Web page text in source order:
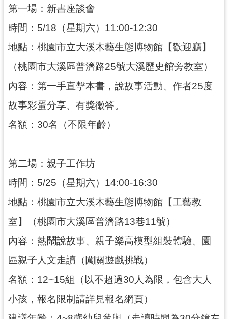
第一場：新書座談會
時間：5/18（星期六）11:00-12:30
地點：桃園市立大溪木藝生態博物館【歡迎廳】
（桃園市大溪區普濟路25號大溪歷史館旁教室）
內容：第一手直擊本書，說故事活動、作者25度
故事彩蛋分享、有獎徵答。
名額：30名（不限年齡）
第二場：親子工作坊
時間：5/25（星期六）14:00-16:30
地點：桃園市立大溪木藝生態博物館【工藝教
室】（桃園市大溪區普濟路13巷11號）
內容：熱鬧說故事、親子樂高模型組裝體驗、園
區親子人文走讀（闖關遊戲挑戰）
名額：12~15組（以不超過30人為限，包含大人
小孩，報名限制請詳見報名網頁）